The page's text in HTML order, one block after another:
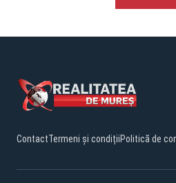
ContactTermeni și condițiiPolitică de